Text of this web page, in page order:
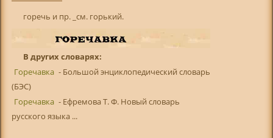
горечь и пр. _см. горький.
В других словарях:
Горечавка - Большой энциклопедический словарь
(БЭС)
Горечавка - Ефремова Т. Ф. Новый словарь
русского языка ...